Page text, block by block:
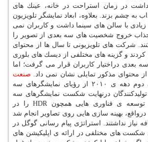
در زمان استراحت در خانه، عینك های
به چشم بزند. بعلاوه، ابعاد نمایشگر تلویزیون
با سالن های سینما داشت و كاربران نمی
جذاب خروج شخصیت های سه بعدی از تصویر را
شركت های تلویزیونی تا سال ها از محتوای
و گزینه های مختلفی از دیسك های بلوری
بعدی دراختیار كاربران قرار می گرفت؛ اما
محتوای مذكور تمایلی نشان نمی داد. صنعت
تلویزیون در میانه ی دوم دهه ی ۲۰۱۰ از رؤیای نمایشگرهای سه
درنهایت شكست نمایشگرهای سه
بعدی را پذیرفتند و توسعه ی فناوری هایی همچون HDR را در
درواقع، بهینه سازی هایی روی تصاویر انجام شد
نیاز نداشتند. استراتژی پیام رسانی گوگل در
های مختلفی در ارائه ی اپلیكیشن های